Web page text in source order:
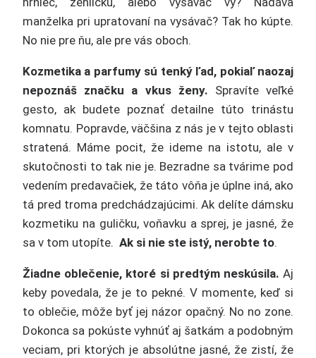
manželka pri upratovaní na vysávač? Tak ho kúpte.
No nie pre ňu, ale pre vás oboch.
Kozmetika a parfumy sú tenký ľad, pokiaľ naozaj
nepoznáš značku a vkus ženy. Spravíte veľké
gesto, ak budete poznať detailne túto trinástu
komnatu. Popravde, väčšina z nás je v tejto oblasti
stratená. Máme pocit, že ideme na istotu, ale v
skutočnosti to tak nie je. Bezradne sa tvárime pod
vedením predavačiek, že táto vôňa je úplne iná, ako
tá pred troma predchádzajúcimi. Ak delíte dámsku
kozmetiku na guličku, voňavku a sprej, je jasné, že
sa v tom utopíte. Ak si nie ste istý, nerobte to.
Žiadne oblečenie, ktoré si predtým neskúsila. Aj
keby povedala, že je to pekné. V momente, keď si
to oblečie, môže byť jej názor opačný. No no zone.
Dokonca sa pokúste vyhnúť aj šatkám a podobným
veciam, pri ktorých je absolútne jasné, že zistí, že